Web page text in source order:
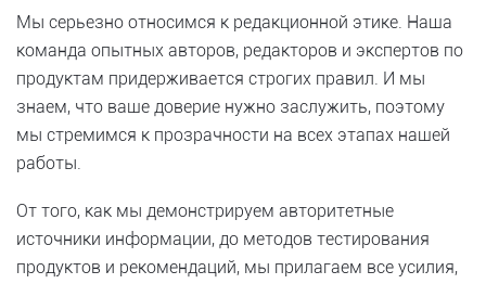
Мы серьезно относимся к редакционной этике. Наша
команда опытных авторов, редакторов и экспертов по
продуктам придерживается строгих правил. И мы
знаем, что ваше доверие нужно заслужить, поэтому
мы стремимся к прозрачности на всех этапах нашей
работы.
От того, как мы демонстрируем авторитетные
источники информации, до методов тестирования
продуктов и рекомендаций, мы прилагаем все усилия,